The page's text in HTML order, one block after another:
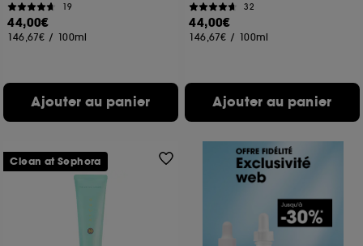
19
44,00€
146,67€ / 100ml
Ajouter au panier
32
44,00€
146,67€ / 100ml
Ajouter au panier
Clean at Sephora